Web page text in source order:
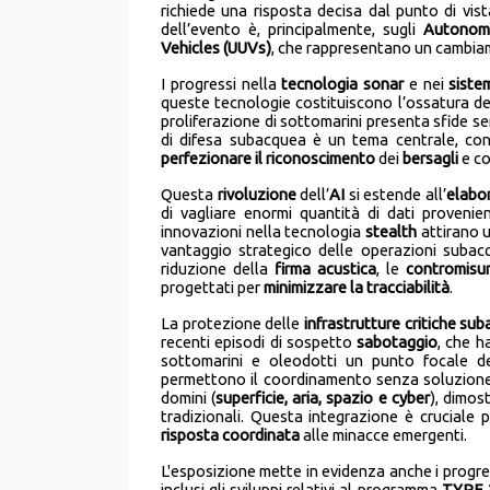
richiede una risposta decisa dal punto di
dell’evento è, principalmente, sugli A
Vehicles (UUVs), che rappresentano un
I progressi nellatecnologia sonare nei
queste tecnologie costituiscono l’ossatura
proliferazione di sottomarini presenta sfide
di difesa subacquea è un tema centrale,
perfezionare il riconoscimentodei bersaglie
Questa rivoluzionedell’AI si estende all’
di vagliare enormi quantità di dati
innovazioni nella tecnologia stealthattirano
vantaggio strategico delle operazioni
riduzione della firma acustica, le
progettati perminimizzare la tracciabilità.
La protezione delle infrastrutture critiche
recenti episodi di sospettosabotaggio, che
sottomarini e oleodotti un punto focale
permettono il coordinamento senza
domini (superficie, aria, spazio e cyber),
tradizionali. Questa integrazione è cruciale
risposta coordinataalle minacce emergenti.
L'esposizione mette in evidenza anche i